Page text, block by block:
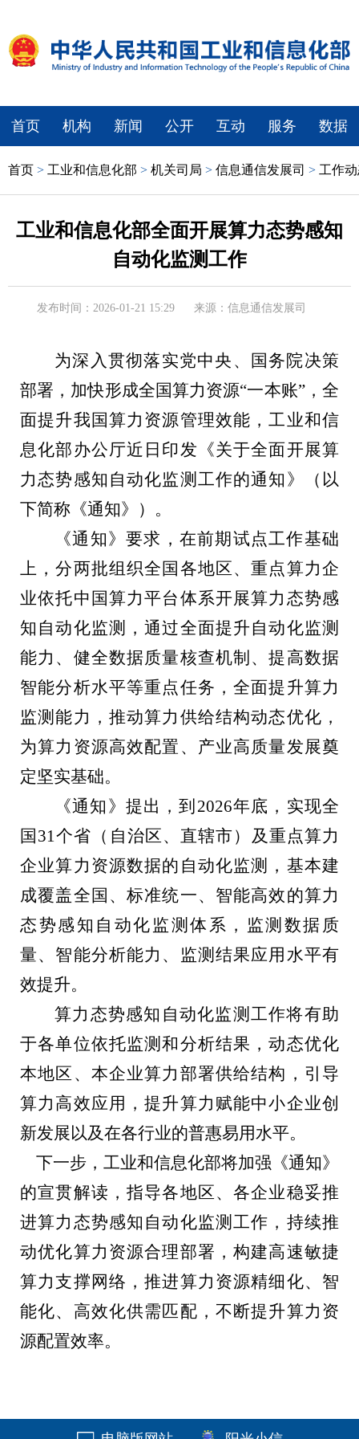
首页 机构 新闻 公开 互动 服务 数据
首页 > 工业和信息化部 > 机关司局 > 信息通信发展司 > 工作
工业和信息化部全面开展算力态势感知
自动化监测工作
发布时间：2026-01-21 15:29 来源：信息通信发展司
为深入贯彻落实党中央、国务院决策
部署，加快形成全国算力资源“一本账”，全
面提升我国算力资源管理效能，工业和信
息化部办公厅近日印发《关于全面开展算
力态势感知自动化监测工作的通知》（以
下简称《通知》）。
《通知》要求，在前期试点工作基础
上，分两批组织全国各地区、重点算力企
业依托中国算力平台体系开展算力态势感
知自动化监测，通过全面提升自动化监测
能力、健全数据质量核查机制、提高数据
智能分析水平等重点任务，全面提升算力
监测能力，推动算力供给结构动态优化，
为算力资源高效配置、产业高质量发展奠
定坚实基础。
《通知》提出，到 2026年底，实现全
国 31 个省（自治区、直辖市）及重点算力
企业算力资源数据的自动化监测，基本建
成覆盖全国、标准统一、智能高效的算力
态势感知自动化监测体系，监测数据质
量、智能分析能力、监测结果应用水平有
效提升。
算力态势感知自动化监测工作将有助
于各单位依托监测和分析结果，动态优化
本地区、本企业算力部署供给结构，引导
算力高效应用，提升算力赋能中小企业创
新发展以及在各行业的普惠易用水平。
下一步，工业和信息化部将加强《通知》
的宣贯解读，指导各地区、各企业稳妥推
进算力态势感知自动化监测工作，持续推
动优化算力资源合理部署，构建高速敏捷
算力支撑网络，推进算力资源精细化、智
能化、高效化供需匹配，不断提升算力资
源配置效率。